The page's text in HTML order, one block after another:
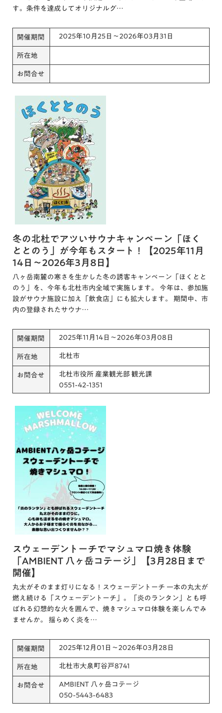
す。条件を達成してオリジナルグ…
開催期間 2025年10月25日～2026年03月31日
所在地
お問合せ
冬の北杜でアツいサウナキャンペーン「ほく
ととのう」が今年もスタート！【2025年11月
14日～2026年3月8日】
八ヶ岳南麓の寒さを生かした冬の誘客キャンペーン「ほくとと
のう」を、今年も北杜市内全域で実施します。 今年は、参加施
設がサウナ施設に加え「飲食店」にも拡大します。 期間中、市
内の登録されたサウナ…
開催期間 2025年11月14日～2026年03月08日
所在地 北杜市
お問合せ
北杜市役所 産業観光部 観光課
0551-42-1351
スウェーデントーチでマシュマロ焼き体験
「AMBIENT 八ヶ岳コテージ」【3月28日まで
開催】
丸太がそのまま灯りになる！スウェーデントーチ 一本の丸太が
燃え続ける「スウェーデントーチ」。「炎のランタン」とも呼
ばれる幻想的な火を囲んで、焼きマシュマロ体験を楽しんでみ
ませんか。 揺らめく炎を…
開催期間 2025年12月01日～2026年03月28日
所在地 北杜市大泉町谷戸8741
お問合せ
AMBIENT 八ヶ岳コテージ
050-5443-6483